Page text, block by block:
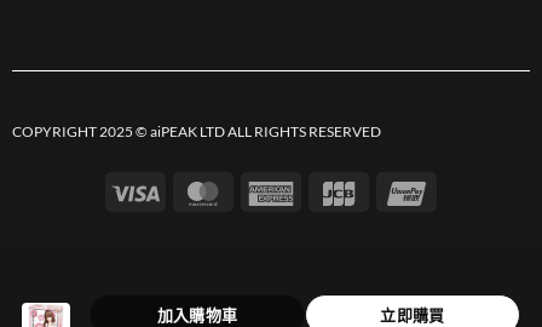
COPYRIGHT 2025 © aiPEAK LTD ALL RIGHTS RESERVED
Visa MasterCardAmerican JCB
加入購物車 立即購買